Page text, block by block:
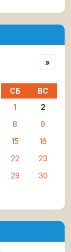
»
СБ
ВС
1
2
8
9
15
16
22
23
29
30